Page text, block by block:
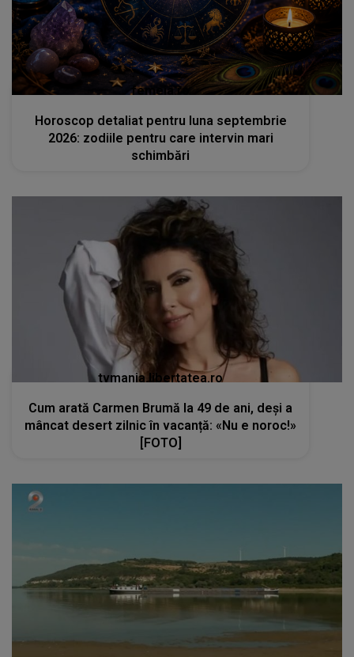
femeia.ro
Horoscop detaliat pentru luna septembrie
2026: zodiile pentru care intervin mari
schimbări
tvmania.libertatea.ro
Cum arată Carmen Brumă la 49 de ani, deși a
mâncat desert zilnic în vacanță: «Nu e noroc!»
[FOTO]